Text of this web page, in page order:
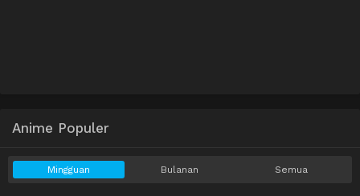
Anime Populer
Mingguan Bulanan Semua